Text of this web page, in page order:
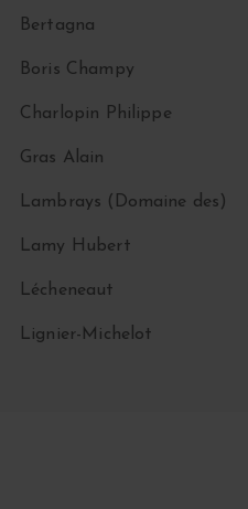
Bertagna
Boris Champy
Charlopin Philippe
Gras Alain
Lambrays (Domaine des)
Lamy Hubert
Lécheneaut
Lignier-Michelot